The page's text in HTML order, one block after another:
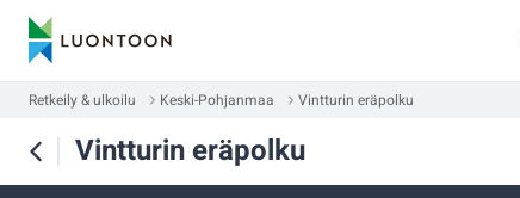
Retkeily & ulkoilu Keski-Pohjanmaa Vintturin eräpolku
Vintturin eräpolku